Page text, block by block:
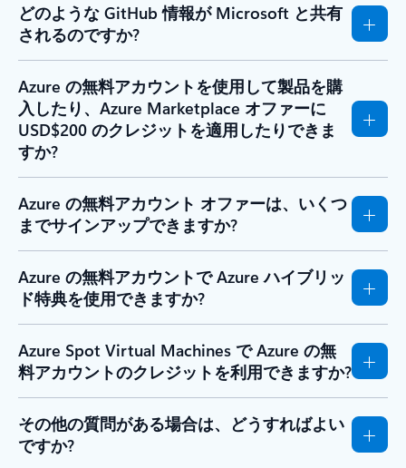
どのような GitHub 情報が Microsoft と共有
されるのですか?
Azure の無料アカウントを使用して製品を購
入したり、Azure Marketplace オファーに
USD$200 のクレジットを適用したりできま
すか?
Azure の無料アカウント オファーは、いくつ
までサインアップできますか?
Azure の無料アカウントで Azure ハイブリッ
ド特典を使用できますか?
Azure Spot Virtual Machines で Azure の無
料アカウントのクレジットを利用できますか?
その他の質問がある場合は、どうすればよい
ですか?